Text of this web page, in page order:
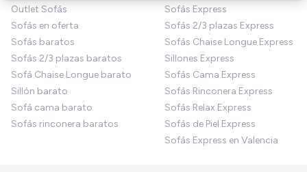
Outlet Sofás
Sofás en oferta
Sofás baratos
Sofás 2/3 plazas baratos
Sofá Chaise Longue barato
Sillón barato
Sofá cama barato
Sofás rinconera baratos
Sofás Express
Sofás 2/3 plazas Express
Sofás Chaise Longue Express
Sillones Express
Sofás Cama Express
Sofás Rinconera Express
Sofás Relax Express
Sofás de Piel Express
Sofás Express en Valencia